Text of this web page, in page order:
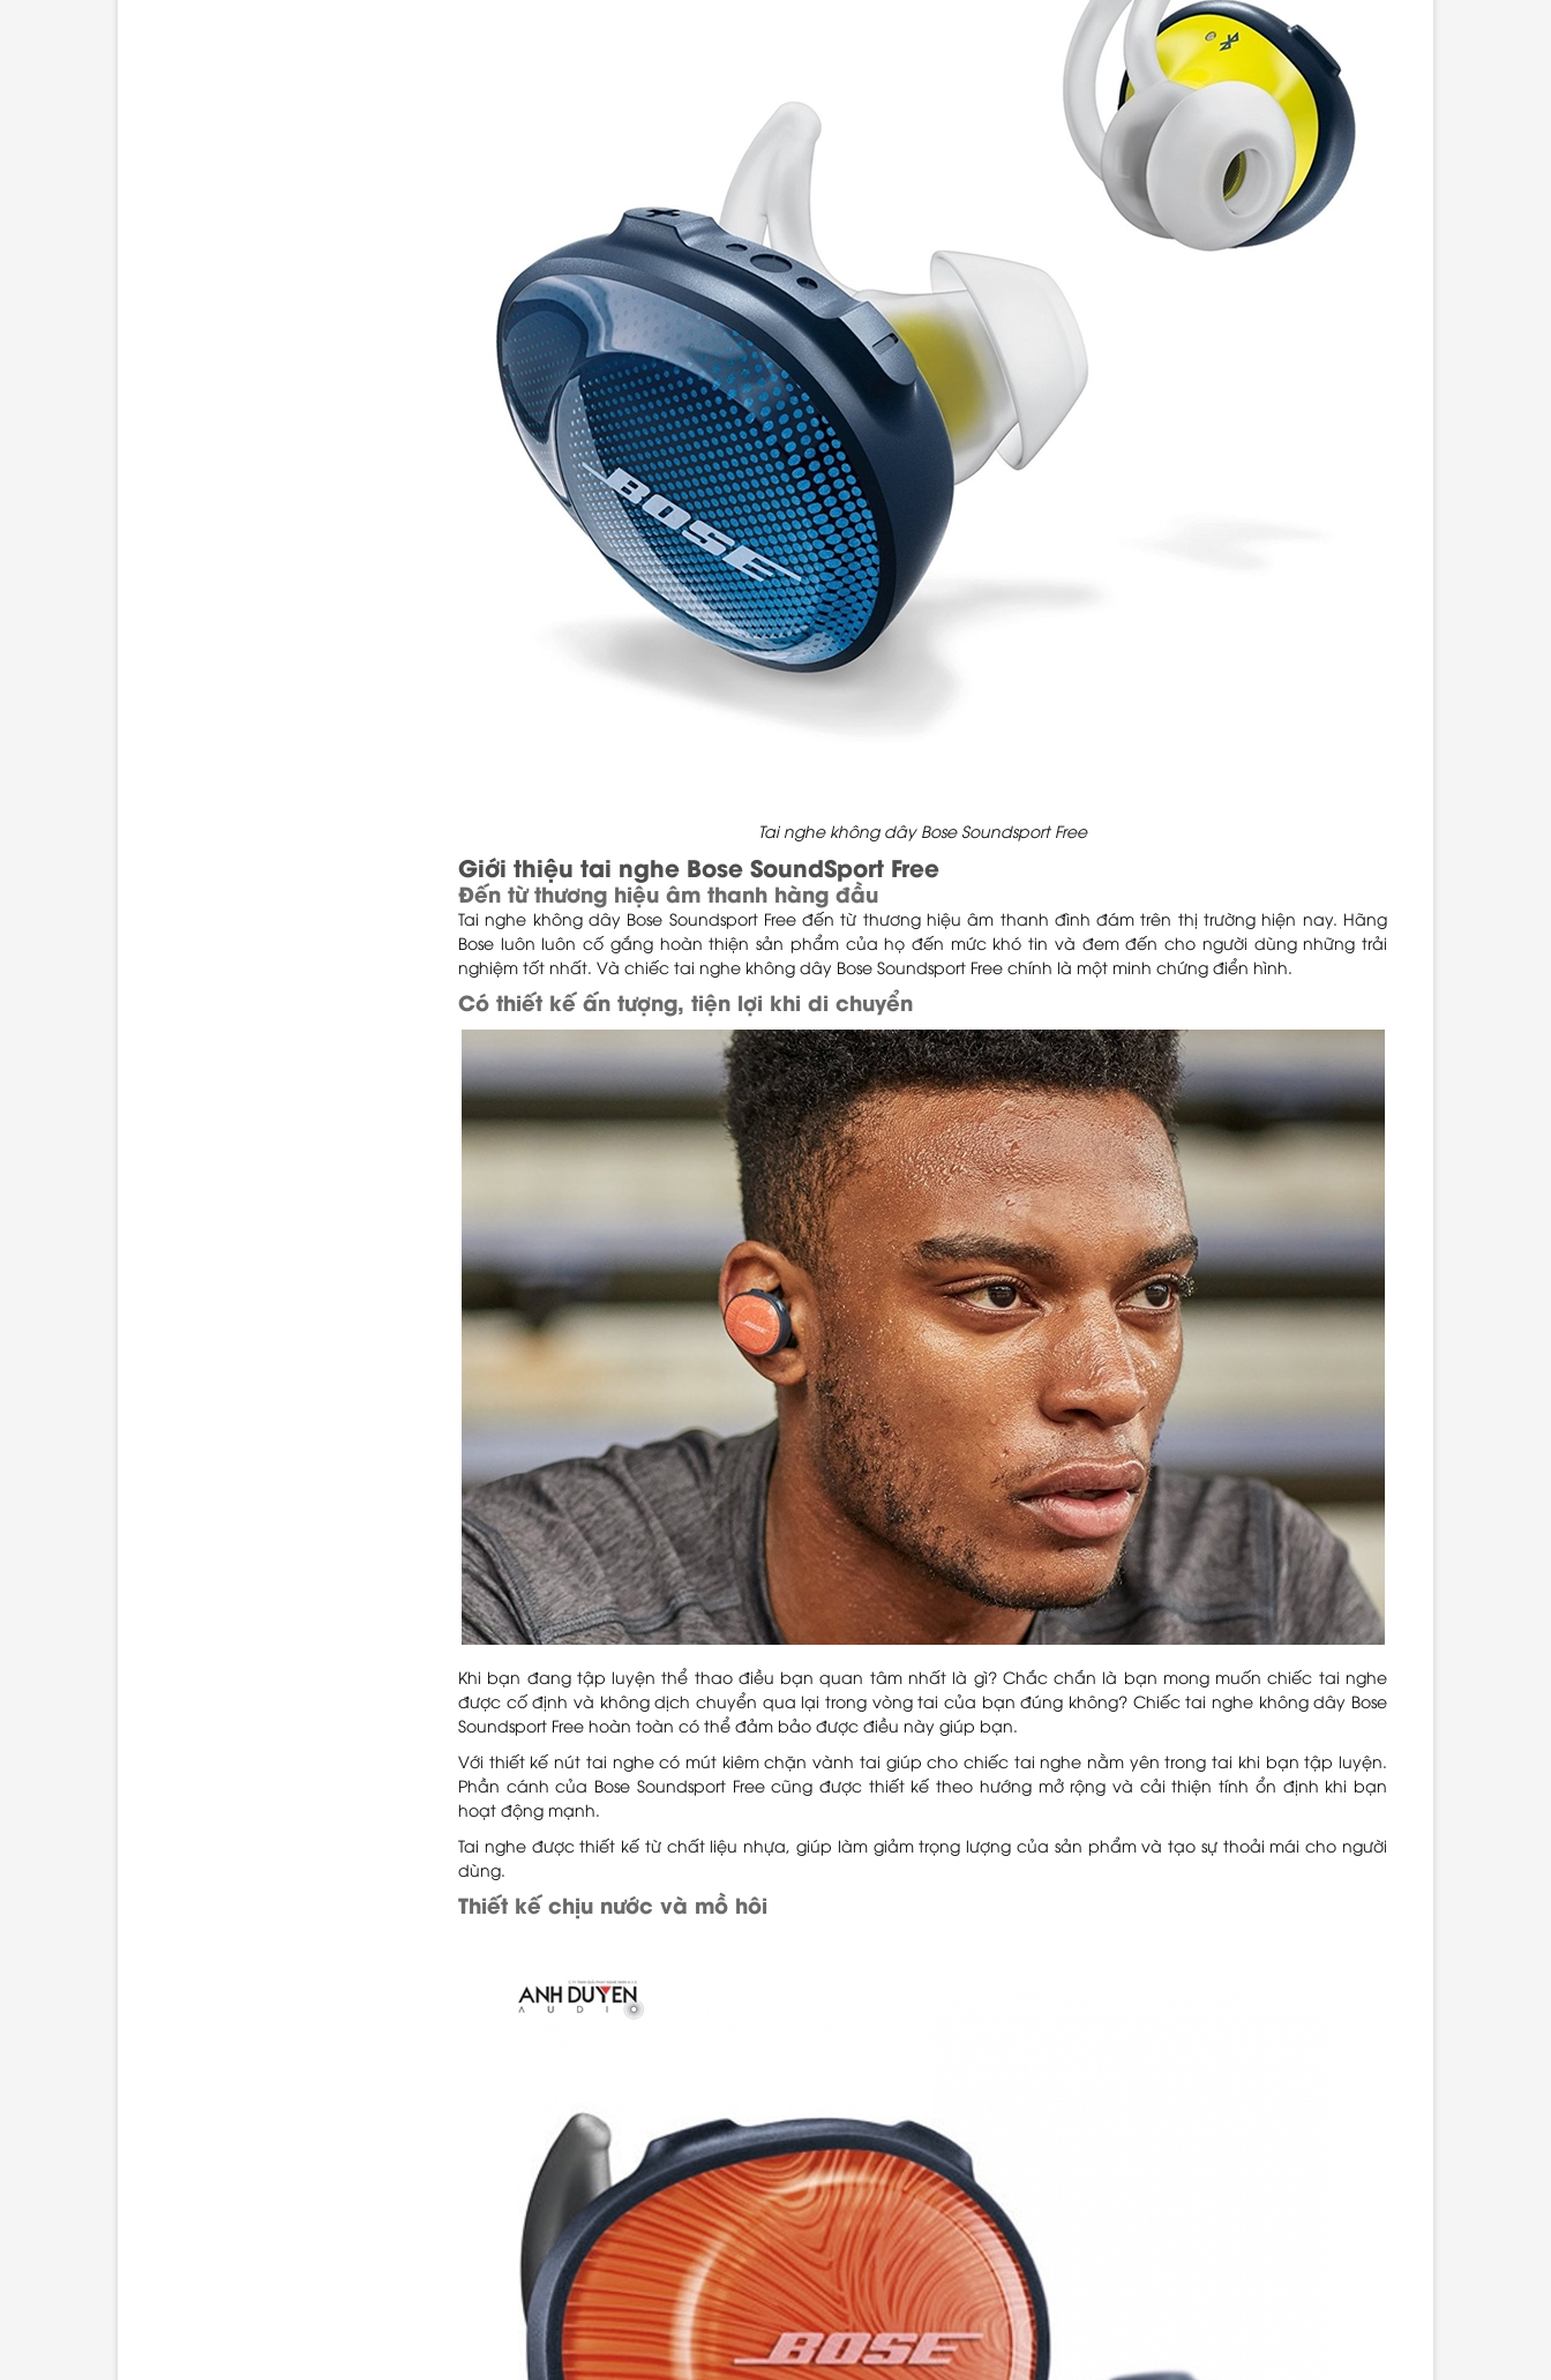
Tai nghe không dây Bose Soundsport Free
Giới thiệu tai nghe Bose SoundSport Free
Đến từ thương hiệu âm thanh hàng đầu
Tai nghe không dây Bose Soundsport Free đến từ thương hiệu âm thanh đình đám trên thị trường hiện nay. Hãng
Bose luôn luôn cố gắng hoàn thiện sản phẩm của họ đến mức khó tin và đem đến cho người dùng những trải
nghiệm tốt nhất. Và chiếc tai nghe không dây Bose Soundsport Free chính là một minh chứng điển hình.
Có thiết kế ấn tượng, tiện lợi khi di chuyển
Khi bạn đang tập luyện thể thao điều bạn quan tâm nhất là gì? Chắc chắn là bạn mong muốn chiếc tai nghe
được cố định và không dịch chuyển qua lại trong vòng tai của bạn đúng không? Chiếc tai nghe không dây Bose
Soundsport Free hoàn toàn có thể đảm bảo được điều này giúp bạn.
Với thiết kế nút tai nghe có mút kiêm chặn vành tai giúp cho chiếc tai nghe nằm yên trong tai khi bạn tập luyện.
Phần cánh của Bose Soundsport Free cũng được thiết kế theo hướng mở rộng và cải thiện tính ổn định khi bạn
hoạt động mạnh.
Tai nghe được thiết kế từ chất liệu nhựa, giúp làm giảm trọng lượng của sản phẩm và tạo sự thoải mái cho người
dùng.
Thiết kế chịu nước và mồ hôi